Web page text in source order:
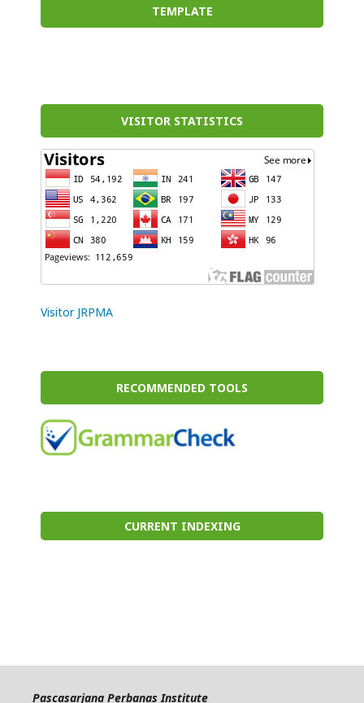
TEMPLATE
VISITOR STATISTICS
Visitor JRPMA
RECOMMENDED TOOLS
CURRENT INDEXING
Pascasarjana Perbanas Institute